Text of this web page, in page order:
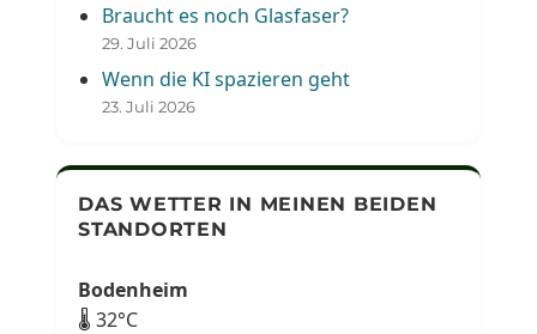
Braucht es noch Glasfaser?
29. Juli 2026
Wenn die KI spazieren geht
23. Juli 2026
DAS WETTER IN MEINEN BEIDEN
STANDORTEN
Bodenheim
🌡 32°C